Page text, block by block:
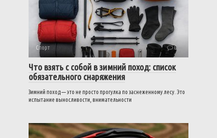
Спорт 0
Что взять с собой в зимний поход: список
обязательного снаряжения
Зимний поход — это не просто прогулка по заснеженному лесу. Это
испытание выносливости, внимательности